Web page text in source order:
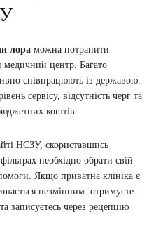
лора можна потрапити
медичний центр. Багато
співпрацюють із державою.
сервісу, відсутність черг та
коштів.
НСЗУ, скориставшись
необхідно обрати свій
Якщо приватна клініка є
незмінним: отримуєте
записуєтесь через рецепцію